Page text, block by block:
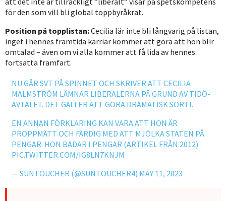
för den som vill bli global toppbyråkrat.
Position på topplistan:Cecilia lär inte bli långvarig på listan,
inget i hennes framtida karriär kommer att göra att hon blir
omtalad – även om vi alla kommer att få lida av hennes
fortsatta framfart.
NU GÅR SVT PÅ SPINNET OCH SKRIVER ATT CECILIA
MALMSTRÖM LÄMNAR LIBERALERNA PÅ GRUND AV TIDÖ-
AVTALET. DET GÄLLER ATT GÖRA DRAMATISK SORTI.
EN ANNAN FÖRKLARING KAN VARA ATT HON ÄR
PROPPMÄTT OCH FÄRDIG MED ATT MJÖLKA STATEN PÅ
PENGAR. HON BADAR I PENGAR (ARTIKEL FRÅN 2012).
PIC.TWITTER.COM/IG8LN7KNJM
— SUNTOUCHER (@SUNTOUCHER4) MAY 11, 2023